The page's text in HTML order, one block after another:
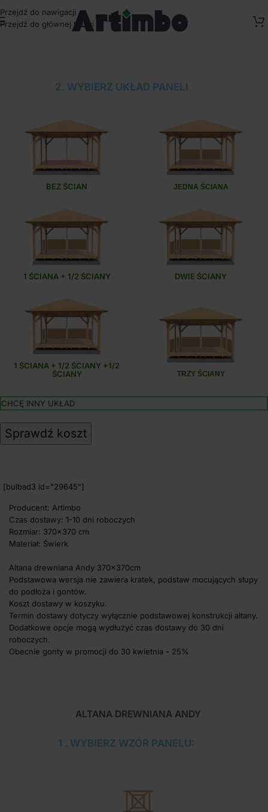
Przejdź do nawigacji
Przejdź do głównej treści
ALTANA DREWNIANA ANDY
1 . WYBIERZ WZÓR PANELU:
[bulbad3 id="29645"]
Producent: Artimbo
Czas dostawy: 1-10 dni roboczych
Rozmiar: 370x370 cm
Materiał: Świerk
Altana drewniana Andy 370x370cm
Podstawowa wersja nie zawiera kratek, podstaw mocujących słupy
do podłoża i gontów.
Koszt dostawy w koszyku.
Termin dostawy dotyczy wyłącznie podstawowej konstrukcji altany.
Dodatkowe opcje mogą wydłużyć czas dostawy do 30 dni
roboczych.
Obecnie gonty w promocji do 30 kwietnia - 25%
2. WYBIERZ UKŁAD PANELI
Sprawdź koszt
BEZ ŚCIAN JEDNA ŚCIANA
1 ŚCIANA + 1/2 ŚCIANY DWIE ŚCIANY
1 ŚCIANA + 1/2 ŚCIANY +1/2
ŚCIANY
TRZY ŚCIANY
CHCĘ INNY UKŁAD